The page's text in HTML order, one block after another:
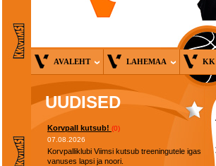
AVALEHT LAHEMAA
UUDISED
Korvpall kutsub! (0)
07.08.2026
Korvpalliklubi Viimsi kutsub treeningutele igas
vanuses lapsi ja noori.